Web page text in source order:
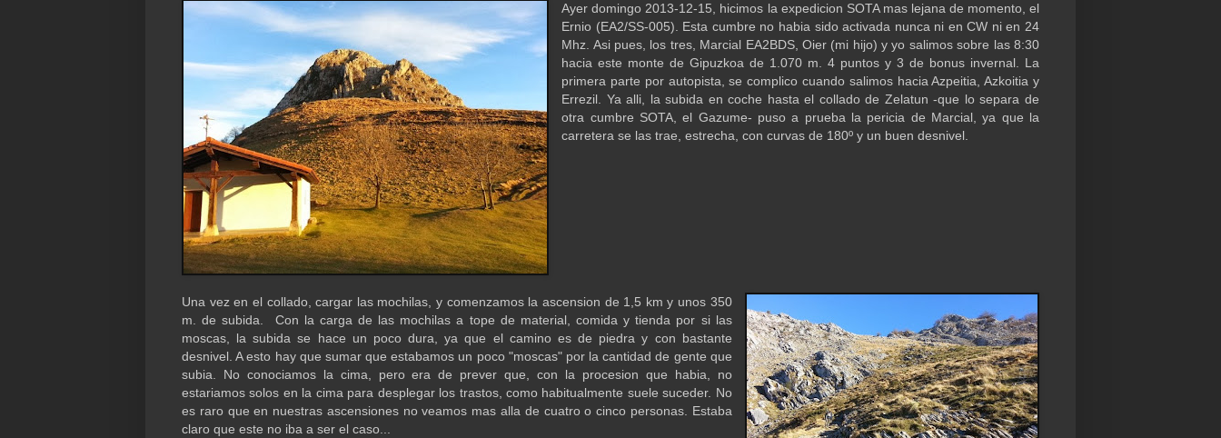
Ayer domingo 2013-12-15, hicimos la expedicion SOTA mas lejana de momento, el
Ernio (EA2/SS-005). Esta cumbre no habia sido activada nunca ni en CW ni en 24
Mhz. Asi pues, los tres, Marcial EA2BDS, Oier (mi hijo) y yo salimos sobre las 8:30
hacia este monte de Gipuzkoa de 1.070 m. 4 puntos y 3 de bonus invernal. La
primera parte por autopista, se complico cuando salimos hacia Azpeitia, Azkoitia y
Errezil. Ya alli, la subida en coche hasta el collado de Zelatun -que lo separa de
otra cumbre SOTA, el Gazume- puso a prueba la pericia de Marcial, ya que la
carretera se las trae, estrecha, con curvas de 180º y un buen desnivel.
Una vez en el collado, cargar las mochilas, y comenzamos la ascension de 1,5 km y unos 350
m. de subida. Con la carga de las mochilas a tope de material, comida y tienda por si las
moscas, la subida se hace un poco dura, ya que el camino es de piedra y con bastante
desnivel. A esto hay que sumar que estabamos un poco "moscas" por la cantidad de gente que
subia. No conociamos la cima, pero era de prever que, con la procesion que habia, no
estariamos solos en la cima para desplegar los trastos, como habitualmente suele suceder. No
es raro que en nuestras ascensiones no veamos mas alla de cuatro o cinco personas. Estaba
claro que este no iba a ser el caso...